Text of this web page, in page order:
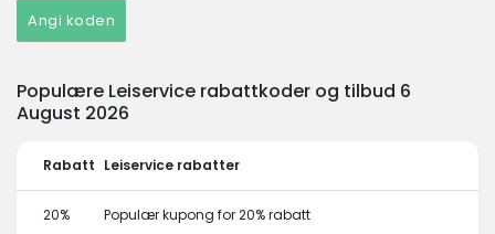
Angi koden
Populære Leiservice rabattkoder og tilbud 6
August 2026
Rabatt Leiservice rabatter
20% Populær kupong for 20% rabatt